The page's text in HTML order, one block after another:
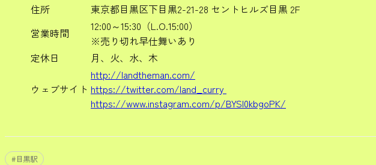
住所
東京都目黒区下目黒2-21-28 セントヒルズ目黒 2F
営業時間
12:00～15:30（L.O.15:00）
※売り切れ早仕舞いあり
定休日
月、火、水、木
ウェブサイト
http://landtheman.com/
https://twitter.com/land_curry
https://www.instagram.com/p/BYSl0kbgoPK/
#目黒駅